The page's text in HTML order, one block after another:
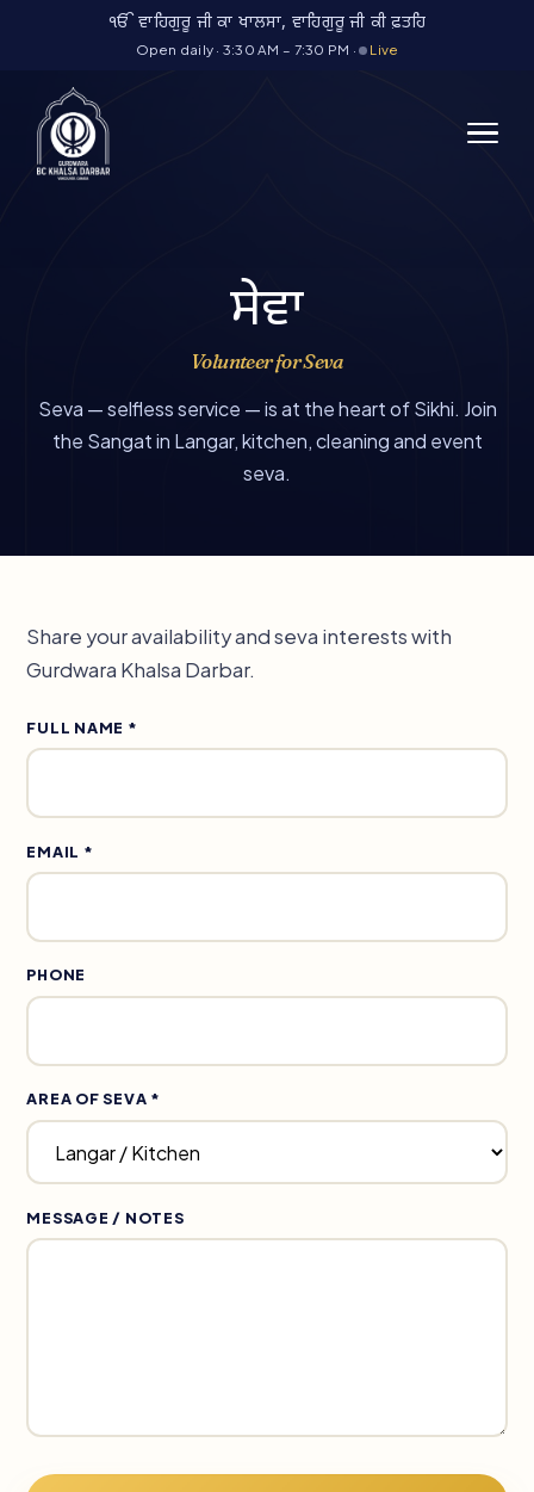
ੴ ਵਾਹਿਗੁਰੂ ਜੀ ਕਾ ਖਾਲਸਾ, ਵਾਹਿਗੁਰੂ ਜੀ ਕੀ ਫ਼ਤਹਿ
Open daily · 3:30 AM – 7:30 PM · Live
ਸੇਵਾ
Volunteer for Seva
Seva — selfless service — is at the heart of Sikhi. Join
the Sangat in Langar, kitchen, cleaning and event
seva.
Share your availability and seva interests with
Gurdwara Khalsa Darbar.
FULL NAME *
EMAIL *
PHONE
AREA OF SEVA *
MESSAGE / NOTES